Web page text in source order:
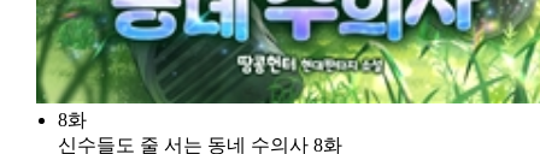
8화
신수들도 줄 서는 동네 수의사 8화